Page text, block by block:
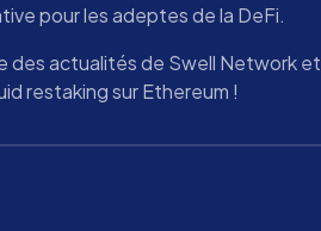
pour les adeptes de la DeFi.
des actualités de Swell Network et
restaking sur Ethereum !